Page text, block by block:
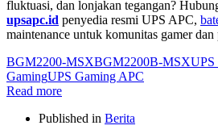
fluktuasi, dan lonjakan tegangan?
upsapc.id penyedia resmi UPS APC,
maintenance untuk komunitas gamer dan
BGM2200-MSXBGM2200B-MSXUPS
GamingUPS Gaming APC
Read more
Published in Berita